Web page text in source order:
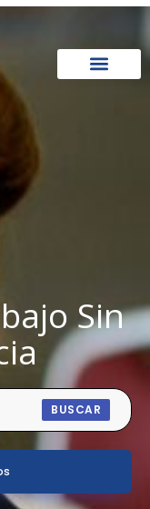
Sin
BUSCAR